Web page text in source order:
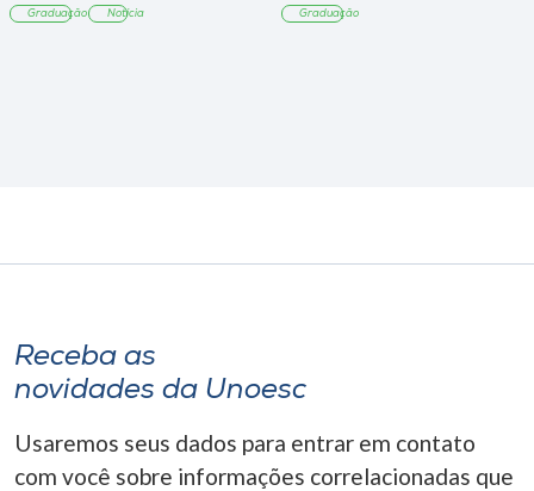
Graduação Notícia Graduação
Receba as
novidades da Unoesc
Usaremos seus dados para entrar em contato
com você sobre informações correlacionadas que